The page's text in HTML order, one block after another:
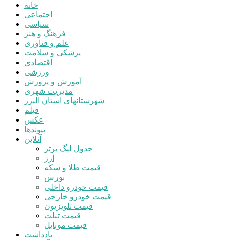
خانه
اجتماعی
سیاسی
فرهنگ و هنر
علم و فناوری
پزشکی و سلامت
اقتصادی
ورزشی
آموزش و پرورش
مدیریت شهری
شهرستانهای استان البرز
فیلم
عکس
پیوندها
آنلاین
جدول لیگ برتر
ارز
قیمت طلا و سکه
بورس
قیمت خودرو داخلی
قیمت خودرو خارجی
قیمت تلویزیون
قیمت تبلت
قیمت موبایل
یادداشت